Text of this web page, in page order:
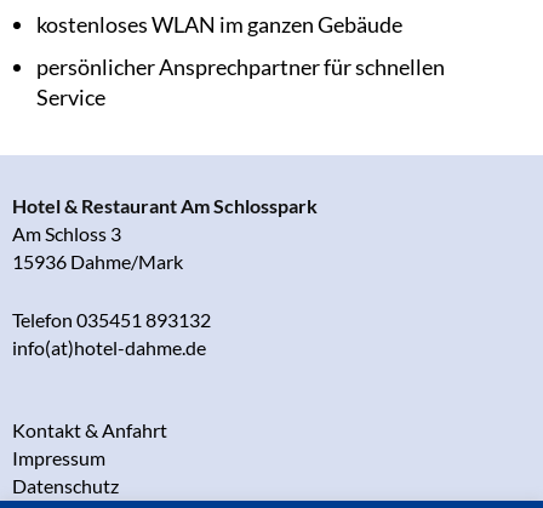
kostenloses WLAN im ganzen Gebäude
persönlicher Ansprechpartner für schnellen
Service
Hotel & Restaurant Am Schlosspark
Am Schloss 3
15936 Dahme/Mark
Telefon 035451 893132
info(at)hotel-dahme.de
Kontakt & Anfahrt
Impressum
Datenschutz